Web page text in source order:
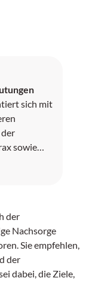
sich mit
sowie
der
Nachsorge
Sie empfehlen,
der
dabei, die Ziele,